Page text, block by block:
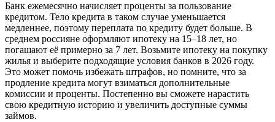
Банк ежемесячно начисляет проценты за пользование
кредитом. Тело кредита в таком случае уменьшается
медленнее, поэтому переплата по кредиту будет больше. В
среднем россияне оформляют ипотеку на 15–18 лет, но
погашают её примерно за 7 лет. Возьмите ипотеку на покупку
жилья и выберите подходящие условия банков в 2026 году.
Это может помочь избежать штрафов, но помните, что за
продление кредита могут взиматься дополнительные
комиссии и проценты. Постепенно вы сможете нарастить
свою кредитную историю и увеличить доступные суммы
займов.